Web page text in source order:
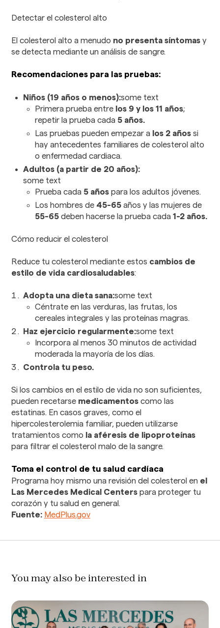
Detectar el colesterol alto
El colesterol alto a menudo no presenta síntomas y
se detecta mediante un análisis de sangre.
Recomendaciones para las pruebas:
Niños (19 años o menos):some text
Primera prueba entre los 9 y los 11 años;
repetir la prueba cada 5 años.
Las pruebas pueden empezar a los 2 años si
hay antecedentes familiares de colesterol alto
o enfermedad cardiaca.
Adultos (a partir de 20 años):
some text
Prueba cada 5 años para los adultos jóvenes.
Los hombres de 45-65 años y las mujeres de
55-65 deben hacerse la prueba cada 1-2 años.
Cómo reducir el colesterol
Reduce tu colesterol mediante estos cambios de
estilo de vida cardiosaludables:
Adopta una dieta sana:some text
Céntrate en las verduras, las frutas, los
cereales integrales y las proteínas magras.
Haz ejercicio regularmente:some text
Incorpora al menos 30 minutos de actividad
moderada la mayoría de los días.
Controla tu peso.
Si los cambios en el estilo de vida no son suficientes,
pueden recetarse medicamentos como las
estatinas. En casos graves, como el
hipercolesterolemia familiar, pueden utilizarse
tratamientos como la aféresis de lipoproteínas
para filtrar el colesterol malo de la sangre.
Toma el control de tu salud cardíaca
Programa hoy mismo una revisión del colesterol en el
Las Mercedes Medical Centers para proteger tu
corazón y tu salud en general.
Fuente: MedPlus.gov
You may also be interested in